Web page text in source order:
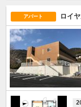
アパート ロイ